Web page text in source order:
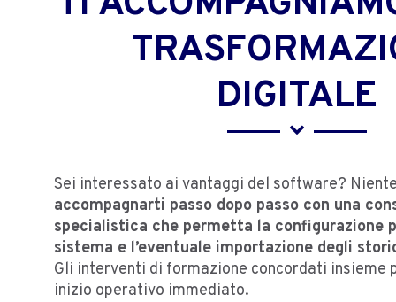
DIGITALE
Sei interessato ai vantaggi del software?
accompagnarti passo dopo passo con una
specialistica che permetta la configurazione
sistema e l’eventuale importazione degli
Gli interventi di formazione concordati insieme
inizio operativo immediato.